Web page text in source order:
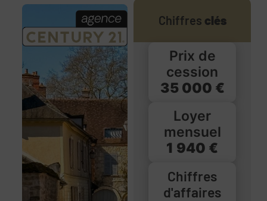
Chiffres clés
Prix de
cession
35 000 €
Loyer
mensuel
1 940 €
Chiffres
d'affaires